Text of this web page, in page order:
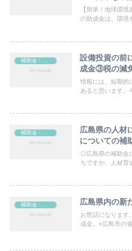
【簡単！地球環
の助成金は、環境
補助金・助成金
設備投資の前
成金③税の減
情報には、短期的
あると思います。
補助金・助成金
広島県の人材
についての補
◎広島県の補助金
ちですが、人材育
補助金・助成金 広島県内の新
お世話になります
成金。○広島市の